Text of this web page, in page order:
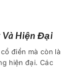
Và Hiện Đại
điển mà còn là
hiện đại. Các